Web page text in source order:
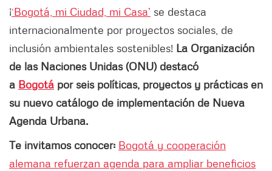
¡‘Bogotá, mi Ciudad, mi Casa’ se destaca
internacionalmente por proyectos sociales, de
inclusión ambientales sostenibles! La Organización
de las Naciones Unidas (ONU) destacó
a Bogotá por seis políticas, proyectos y prácticas en
su nuevo catálogo de implementación de Nueva
Agenda Urbana.
Te invitamos conocer: Bogotá y cooperación
alemana refuerzan agenda para ampliar beneficios